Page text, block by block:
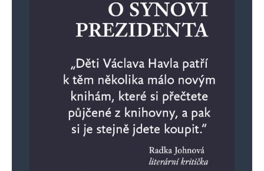
cha cha cha – Milouši Fialenskyj, buďte víc
sebevědomý! Od roku 938. Určitěěěě.
Udělal bych průzkum důvěryhodnosti výroků
nuteliéra jako na idnes.
97 % respondentů se Fialenkovi směje!